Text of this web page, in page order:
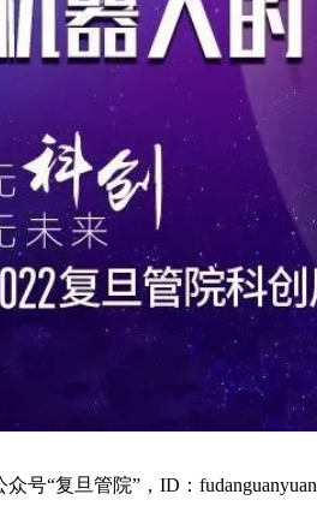
号“复旦管院”，ID：fudanguanyuan